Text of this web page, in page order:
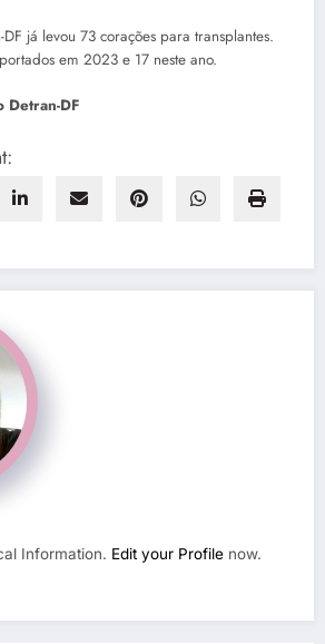
já levou 73 corações para transplantes.
em 2023 e 17 neste ano.
Detran-DF
Information. Edit your Profile now.